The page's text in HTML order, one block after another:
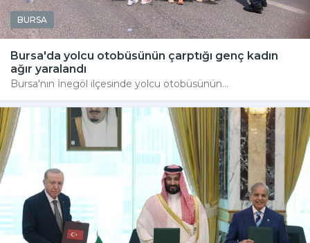
BURSA
Bursa'da yolcu otobüsünün çarptığı genç kadın
ağır yaralandı
Bursa'nın İnegöl ilçesinde yolcu otobüsünün...